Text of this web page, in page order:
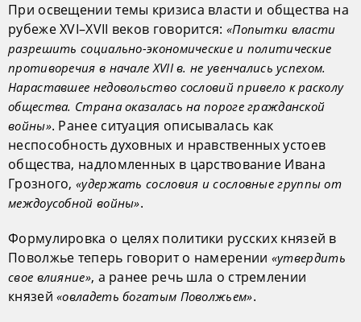
При освещении темы кризиса власти и общества на
рубеже XVI–XVII веков говорится: «Попытки власти
разрешить социально-экономические и политические
противоречия в начале XVII в. не увенчались успехом.
Нараставшее недовольство сословий привело к расколу
общества. Страна оказалась на пороге гражданской
войны». Ранее ситуация описывалась как
неспособность духовных и нравственных устоев
общества, надломленных в царствование Ивана
Грозного, «удержать сословия и сословные группы от
междоусобной войны».
Формулировка о целях политики русских князей в
Поволжье теперь говорит о намерении «утвердить
свое влияние», а ранее речь шла о стремлении
князей«овладеть богатым Поволжьем».